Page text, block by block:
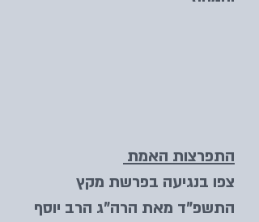
התפרצות האמת
צפו בנגיעה בפרשת מקץ
התשפ"ד מאת הרה"ג הרב יוסף